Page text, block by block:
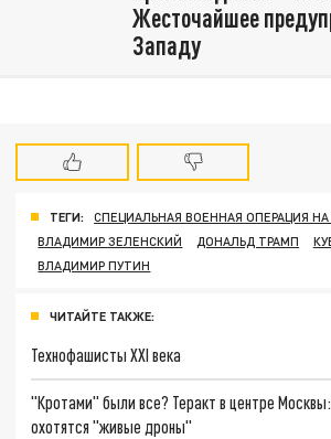
Жесточайшее
Западу
ТЕГИ:
СПЕЦИАЛЬНАЯ ВОЕННАЯ ОПЕРАЦИЯ НА
ВЛАДИМИР ЗЕЛЕНСКИЙ
ДОНАЛЬД ТРАМП
ВЛАДИМИР ПУТИН
ЧИТАЙТЕ ТАКЖЕ:
Технофашисты XXI века
"Кротами" были все? Теракт в центре
охотятся "живые дроны"